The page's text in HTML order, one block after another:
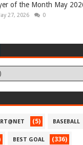
of the Month May
27, 2026 0
(5) BASEBALL
BEST GOAL (336)